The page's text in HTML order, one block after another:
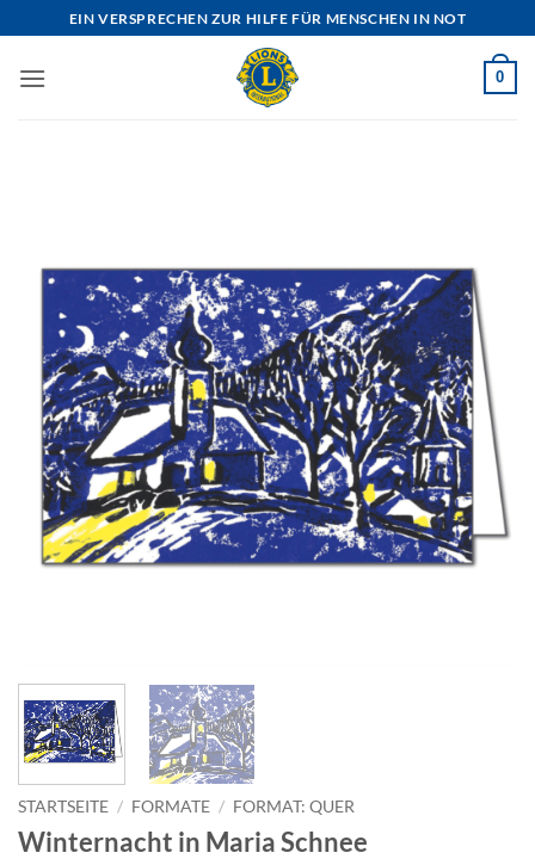
Inhalt
springen
EIN VERSPRECHEN ZUR HILFE FÜR MENSCHEN IN NOT
0
STARTSEITE / FORMATE / FORMAT: QUER
Winternacht in Maria Schnee